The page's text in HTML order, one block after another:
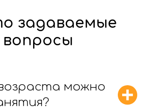
задаваемые
вопросы
можно